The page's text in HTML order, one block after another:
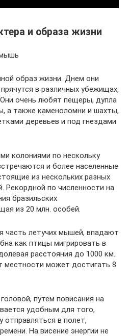
и образа жизни
образ жизни. Днем они
в различных убежищах,
очень любят пещеры, дупла
а также каменоломни и шахты,
деревьев и под гнездами
колониями по нескольку
и более населенные
из нескольких разных
Рекордной по численности на
бразильских
из 20 млн. особей.
часть летучих мышей, впадают
как птицы мигрировать в
расстояния до 1000 км.
местности может достигать 8
путем повисания на
удобным для того,
в полет,
На висение энергии не